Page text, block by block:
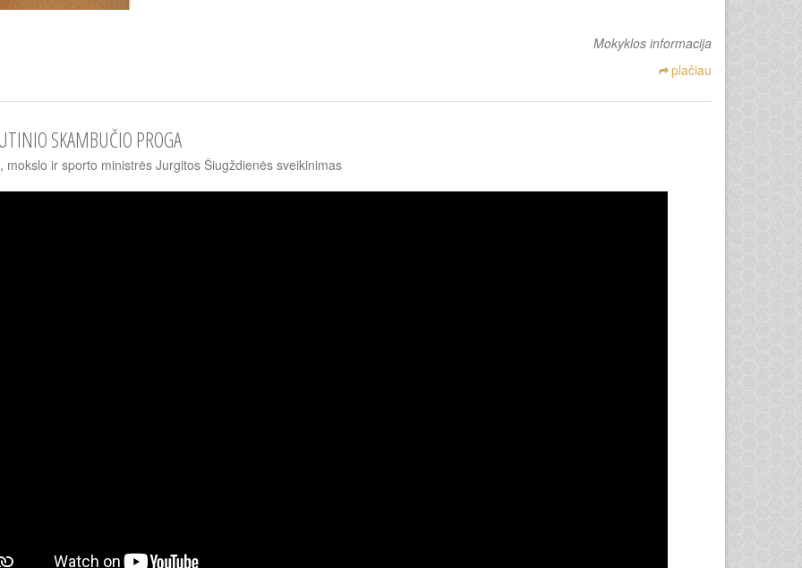
Mokyklos informacija
plačiau
SKAMBUČIO PROGA
mokslo ir sporto ministrės Jurgitos Šiugždienės sveikinimas